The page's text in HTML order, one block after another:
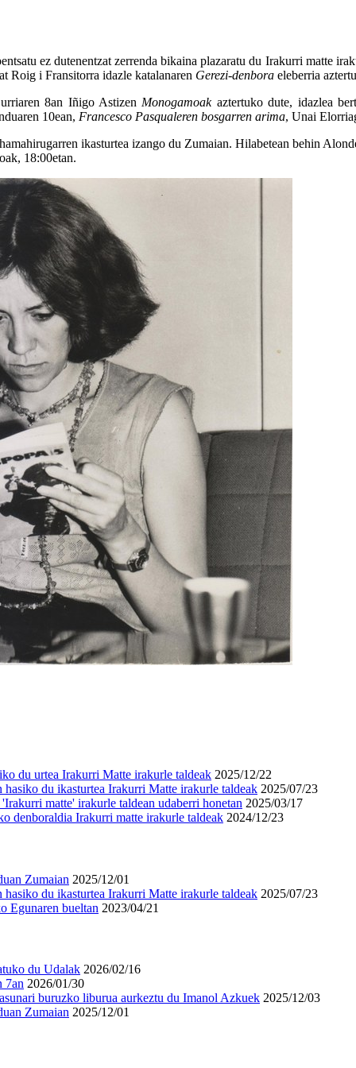
ez dutenentzat zerrenda bikaina plazaratu du Irakurri matte
Roig i Fransitorra idazle katalanaren Gerezi-denbora eleberria
8an Iñigo Astizen Monogamoakaztertuko dute, idazlea
10ean, Francesco Pasqualeren bosgarren arima, Unai
ikasturtea izango du Zumaian. Hilabetean behin
18:00etan.
du urtea Irakurri Matte irakurle taldeak 2025/12/22
du ikasturtea Irakurri Matte irakurle taldeak 2025/07/23
matte' irakurle taldean udaberri honetan 2025/03/17
denboraldia Irakurri matte irakurle taldeak 2024/12/23
Zumaian 2025/12/01
du ikasturtea Irakurri Matte irakurle taldeak 2025/07/23
Egunaren bueltan 2023/04/21
du Udalak 2026/02/16
7an 2026/01/30
buruzko liburua aurkeztu du Imanol Azkuek 2025/12/03
Zumaian 2025/12/01